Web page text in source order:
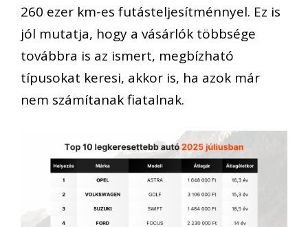
260 ezer km-es futásteljesítménnyel. Ez is
jól mutatja, hogy a vásárlók többsége
továbbra is az ismert, megbízható
típusokat keresi, akkor is, ha azok már
nem számítanak fiatalnak.